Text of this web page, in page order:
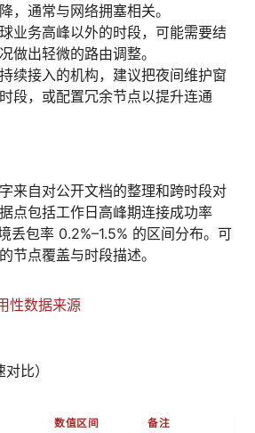
，通常与网络拥塞相关。
业务高峰以外的时段，可能需要结
做出轻微的路由调整。
续接入的机构，建议把夜间维护窗
段，或配置冗余节点以提升连通
来自对公开文档的整理和跨时段对
点包括工作日高峰期连接成功率
丢包率 0.2%–1.5% 的区间分布。可
节点覆盖与时段描述。
性数据来源
比）
数值区间 备注